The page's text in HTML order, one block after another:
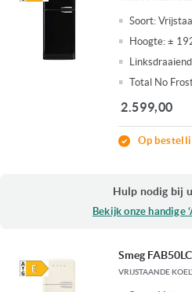
Soort:
Hoogte: ±
Linksdraaiend
Total No
2.599,00
Op
Hulp nodig bij
Bekijk onze handige
Smeg
VRIJSTAANDE